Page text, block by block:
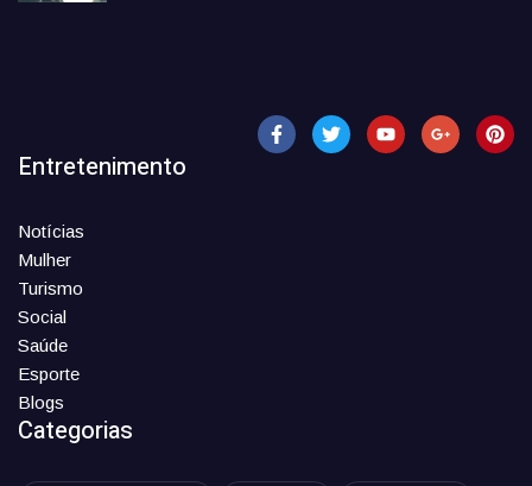
Entretenimento
Notícias
Mulher
Turismo
Social
Saúde
Esporte
Blogs
Categorias